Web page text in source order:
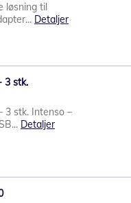
løsning til
Detaljer
3 stk.
3 stk. Intenso –
Detaljer